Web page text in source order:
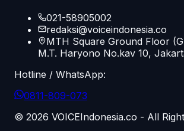
021-58905002
redaksi@voiceindonesia.co
MTH Square Ground Floor
M.T. Haryono No.kav 10,
Hotline / WhatsApp:
0811-809-073
© 2026 VOICEIndonesia.co - All